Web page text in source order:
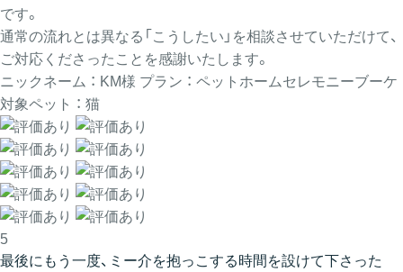
です。
通常の流れとは異なる「こうしたい」を相談させていただけて、
ご対応くださったことを感謝いたします。
ニックネーム ： KM様 プラン ： ペットホームセレモニーブーケ
対象ペット ： 猫
5
最後にもう一度、ミー介を抱っこする時間を設けて下さった